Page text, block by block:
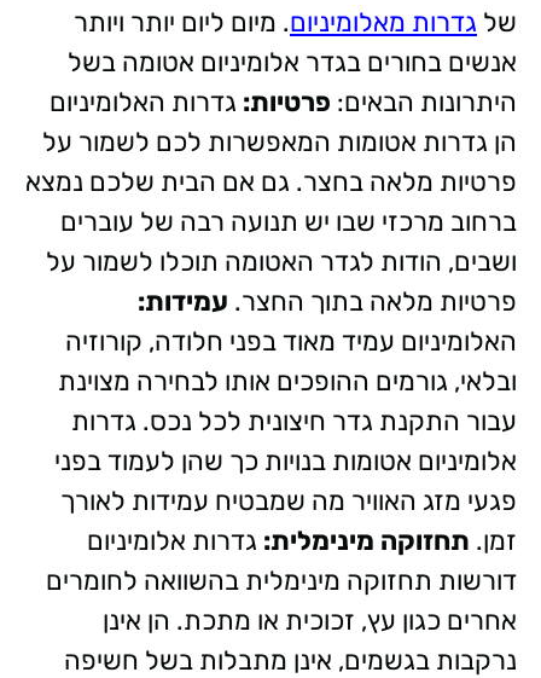
של גדרות מאלומיניום. מיום ליום יותר ויותר
אנשים בחורים בגדר אלומיניום אטומה בשל
היתרונות הבאים: פרטיות: גדרות האלומיניום
הן גדרות אטומות המאפשרות לכם לשמור על
פרטיות מלאה בחצר. גם אם הבית שלכם נמצא
ברחוב מרכזי שבו יש תנועה רבה של עוברים
ושבים, הודות לגדר האטומה תוכלו לשמור על
פרטיות מלאה בתוך החצר. עמידות:
האלומיניום עמיד מאוד בפני חלודה, קורוזיה
ובלאי, גורמים ההופכים אותו לבחירה מצוינת
עבור התקנת גדר חיצונית לכל נכס. גדרות
אלומיניום אטומות בנויות כך שהן לעמוד בפני
פגעי מזג האוויר מה שמבטיח עמידות לאורך
זמן. תחזוקה מינימלית: גדרות אלומיניום
דורשות תחזוקה מינימלית בהשוואה לחומרים
אחרים כגון עץ, זכוכית או מתכת. הן אינן
נרקבות בגשמים, אינן מתבלות בשל חשיפה